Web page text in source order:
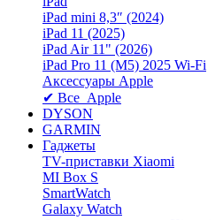
iPad mini 8,3″ (2024)
iPad 11 (2025)
iPad Air 11" (2026)
iPad Pro 11 (M5) 2025 Wi-Fi
Аксессуары Apple
✔ Все Apple
DYSON
GARMIN
Гаджеты
TV-приставки Xiaomi
MI Box S
SmartWatch
Galaxy Watch